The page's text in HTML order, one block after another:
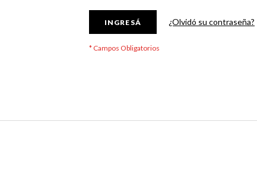
INGRESÁ ¿Olvidó su contraseña?